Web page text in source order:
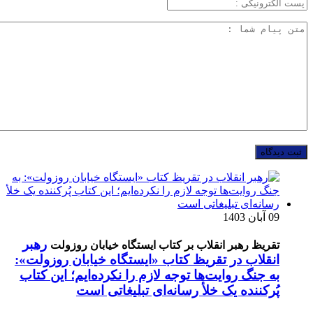
09 آبان 1403
تقریظ رهبر انقلاب بر کتاب ایستگاه خیابان روزولت رهبر
انقلاب در تقریظ کتاب «ایستگاه خیابان روزولت»:
به جنگ روایت‌ها توجه لازم را نکرده‌ایم؛ این کتاب
پُرکننده‌ یک خلأ رسانه‌ای تبلیغاتی است